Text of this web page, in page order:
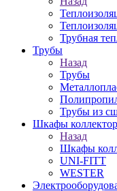
Трубная
Трубы
Назад
Трубы
Трубы из
Шкафы
Назад
Шкафы
UNI-FITT
WESTER